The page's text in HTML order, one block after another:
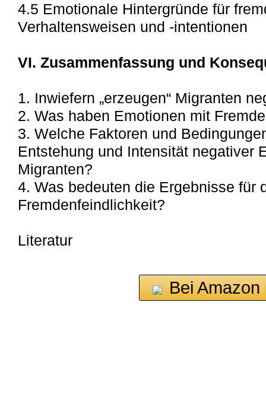
4.5 Emotionale Hintergründe für
Verhaltensweisen und -intentionen
VI. Zusammenfassung und
1. Inwiefern „erzeugen“ Migranten
2. Was haben Emotionen mit
3. Welche Faktoren und
Entstehung und Intensität negativer
Migranten?
4. Was bedeuten die Ergebnisse für
Fremdenfeindlichkeit?
Literatur
Bei Amazon